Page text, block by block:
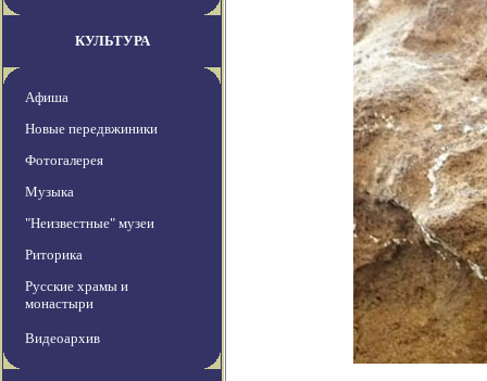
КУЛЬТУРА
Афиша
Новые передвжиники
Фотогалерея
Музыка
"Неизвестные" музеи
Риторика
Русские храмы и
монастыри
Видеоархив